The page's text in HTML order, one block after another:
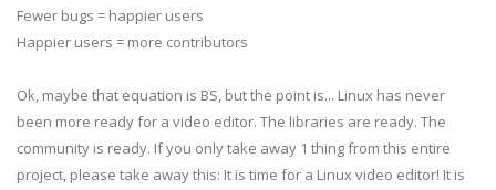
Fewer bugs = happier users
Happier users = more contributors
Ok, maybe that equation is BS, but the point is... Linux has never
been more ready for a video editor. The libraries are ready. The
community is ready. If you only take away 1 thing from this entire
project, please take away this: It is time for a Linux video editor! It is